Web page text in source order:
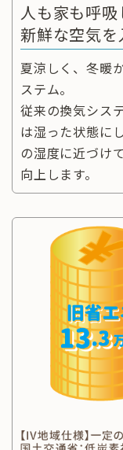
人も家も呼吸
新鮮な空気を
夏涼しく、冬暖
ステム。
従来の換気シス
は湿った状態に
の湿度に近づけ
向上します。